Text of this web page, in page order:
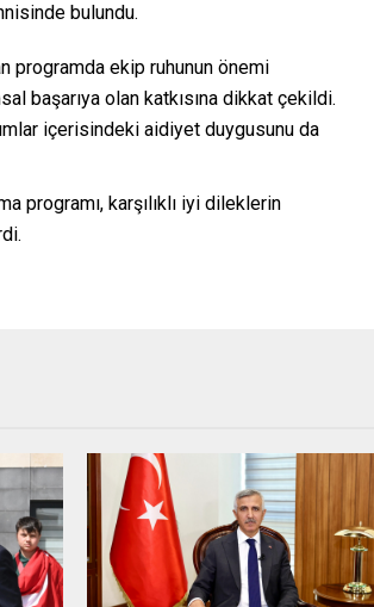
bulundu.
programda ekip ruhunun önemi
başarıya olan katkısına dikkat çekildi.
içerisindeki aidiyet duygusunu da
programı, karşılıklı iyi dileklerin